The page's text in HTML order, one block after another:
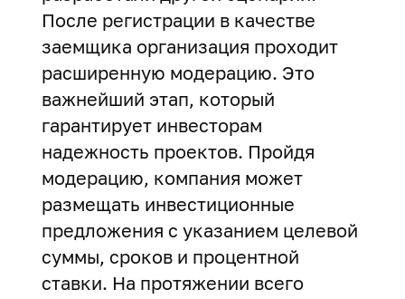
После регистрации в качестве
заемщика организация проходит
расширенную модерацию. Это
важнейший этап, который
гарантирует инвесторам
надежность проектов. Пройдя
модерацию, компания может
размещать инвестиционные
предложения с указанием целевой
суммы, сроков и процентной
ставки. На протяжении всего